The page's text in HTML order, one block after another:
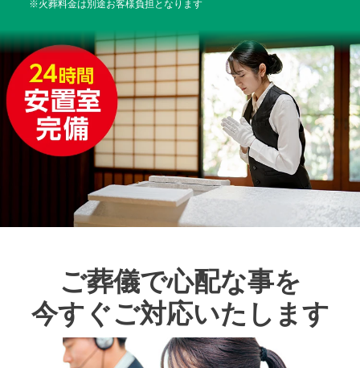
※火葬料金は別途お客様負担となります
ご葬儀で心配な事を
今すぐご対応いたします